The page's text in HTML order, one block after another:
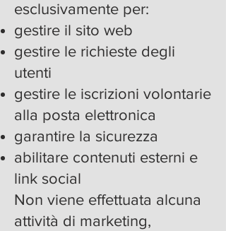
esclusivamente per:
gestire il sito web
gestire le richieste degli
utenti
gestire le iscrizioni volontarie
alla posta elettronica
garantire la sicurezza
abilitare contenuti esterni e
link social
Non viene effettuata alcuna
attività di marketing,